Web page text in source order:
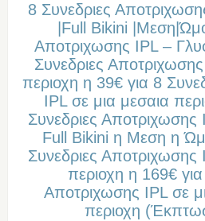
8 Συνεδριες
|Full Bikini
Αποτριχωσης IPL –
Συνεδριες
περιοχη η 39€ για 8
IPL σε μια μεσαια
Συνεδριες
Full Bikini η Μεση η
Συνεδριες Αποτριχωσης
περιοχη η 169€
Αποτριχωσης IPL σε
περιοχη